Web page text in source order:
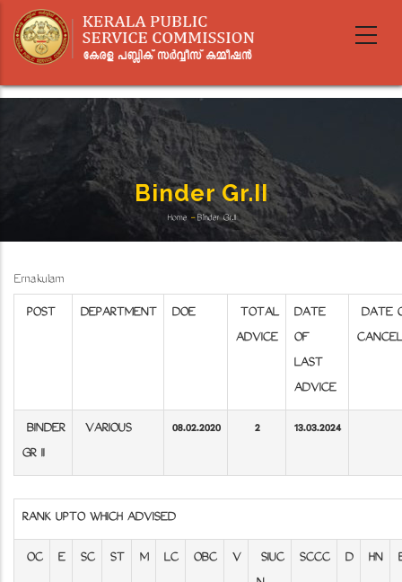
main
content
Binder Gr.II
Breadcrumb
Home - Binder Gr.II
Ernakulam
POST
DEPARTMENT DOE
TOTAL
ADVICE
DATE
OF
LAST
ADVICE
DATE
BINDER
GR II
VARIOUS 08.02.2020 2 13.03.2024
RANK UPTO WHICH ADVISED
OC E SC ST M LC OBC V
SIUC
SCCC D HN